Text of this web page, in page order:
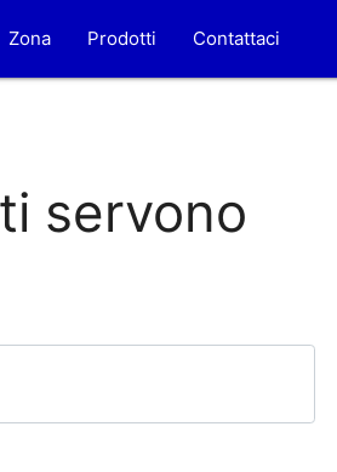
Zona Prodotti Contattaci
servono